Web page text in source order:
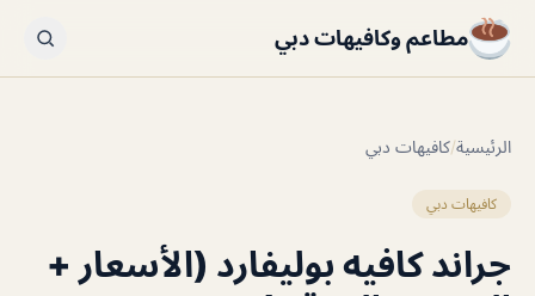
مطاعم وكافيهات دبي
الرئيسية/كافيهات دبي
كافيهات دبي
جراند كافيه بوليفارد (الأسعار +